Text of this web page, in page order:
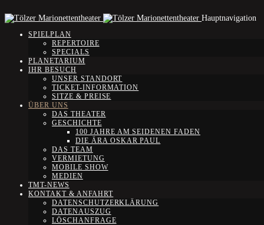
Hauptnavigation
SPIELPLAN
REPERTOIRE
SPECIALS
PLANETARIUM
IHR BESUCH
UNSER STANDORT
TICKET-INFORMATION
SITZE & PREISE
ÜBER UNS
DAS THEATER
GESCHICHTE
100 JAHRE AM SEIDENEN FADEN
DIE ÄRA OSKAR PAUL
DAS TEAM
VERMIETUNG
MOBILE SHOW
MEDIEN
TMT-NEWS
KONTAKT & ANFAHRT
DATENSCHUTZERKLÄRUNG
DATENAUSZUG
LÖSCHANFRAGE